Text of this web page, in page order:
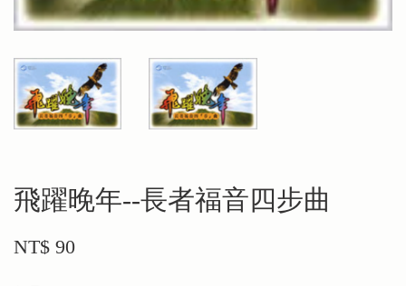
飛躍晚年--長者福音四步曲
NT$ 90